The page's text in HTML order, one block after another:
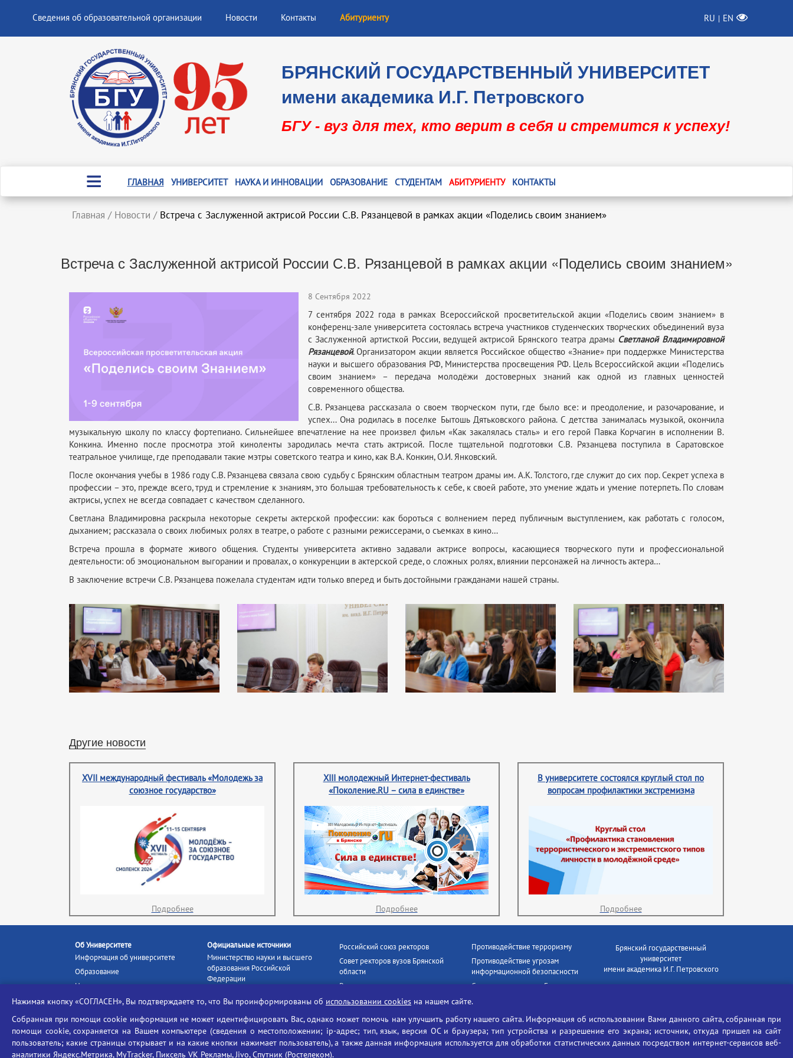
Сведения об образовательной организации Новости Контакты Абитуриенту RU | EN
БРЯНСКИЙ ГОСУДАРСТВЕННЫЙ УНИВЕРСИТЕТ
имени академика И.Г. Петровского
БГУ - вуз для тех, кто верит в себя и стремится к успеху!
ГЛАВНАЯ УНИВЕРСИТЕТ НАУКА И ИННОВАЦИИ ОБРАЗОВАНИЕ СТУДЕНТАМ АБИТУРИЕНТУ КОНТАКТЫ
Главная / Новости / Встреча с Заслуженной актрисой России С.В. Рязанцевой в рамках акции «Поделись своим знанием»
Встреча с Заслуженной актрисой России С.В. Рязанцевой в рамках акции «Поделись своим знанием»
8 Сентября 2022
7 сентября 2022 года в рамках Всероссийской просветительской акции «Поделись своим знанием» в
конференц-зале университета состоялась встреча участников студенческих творческих объединений вуза
с Заслуженной артисткой России, ведущей актрисой Брянского театра драмы Светланой Владимировной
Рязанцевой. Организатором акции является Российское общество «Знание» при поддержке Министерства
науки и высшего образования РФ, Министерства просвещения РФ. Цель Всероссийской акции «Поделись
своим знанием» – передача молодёжи достоверных знаний как одной из главных ценностей
современного общества.
С.В. Рязанцева рассказала о своем творческом пути, где было все: и преодоление, и разочарование, и
успех... Она родилась в поселке Бытошь Дятьковского района. С детства занималась музыкой, окончила
музыкальную школу по классу фортепиано. Сильнейшее впечатление на нее произвел фильм «Как закалялась сталь» и его герой Павка Корчагин в исполнении В.
Конкина. Именно после просмотра этой киноленты зародилась мечта стать актрисой. После тщательной подготовки С.В. Рязанцева поступила в Саратовское
театральное училище, где преподавали такие мэтры советского театра и кино, как В.А. Конкин, О.И. Янковский.
После окончания учебы в 1986 году С.В. Рязанцева связала свою судьбу с Брянским областным театром драмы им. А.К. Толстого, где служит до сих пор. Секрет успеха в
профессии – это, прежде всего, труд и стремление к знаниям, это большая требовательность к себе, к своей работе, это умение ждать и умение потерпеть. По словам
актрисы, успех не всегда совпадает с качеством сделанного.
Светлана Владимировна раскрыла некоторые секреты актерской профессии: как бороться с волнением перед публичным выступлением, как работать с голосом,
дыханием; рассказала о своих любимых ролях в театре, о работе с разными режиссерами, о съемках в кино…
Встреча прошла в формате живого общения. Студенты университета активно задавали актрисе вопросы, касающиеся творческого пути и профессиональной
деятельности: об эмоциональном выгорании и провалах, о конкуренции в актерской среде, о сложных ролях, влиянии персонажей на личность актера…
В заключение встречи С.В. Рязанцева пожелала студентам идти только вперед и быть достойными гражданами нашей страны.
Другие новости
XVII международный фестиваль «Молодежь за
союзное государство»
Подробнее
XIII молодежный Интернет-фестиваль
«Поколение.RU – сила в единстве»
Подробнее
В университете состоялся круглый стол по
вопросам профилактики экстремизма
Подробнее
Об Университете
Информация об университете
Образование
Наука и инновации
Абитуриенту
Ассоциация выпускников
Центр тестирования
иностранных граждан
Официальные источники
Министерство науки и высшего
образования Российской
Федерации
Портал «Российское
образование»
Единое окно информационных
ресурсов
Российский союз ректоров
Совет ректоров вузов Брянской
области
Росстудцентр
Наши партнёры
Портал «Русский язык»
Учительская газета
Противодействие терроризму
Противодействие угрозам
информационной безопасности
Социальные ролики - Генеральная
БГУ против наркотиков
Брянский государственный
университет
имени академика И.Г. Петровского
Телефон: +7(4832)58-90-85
Нажимая кнопку «СОГЛАСЕН», Вы подтверждаете то, что Вы проинформированы об использовании cookies на нашем сайте.
Собранная при помощи cookie информация не может идентифицировать Вас, однако может помочь нам улучшить работу нашего сайта. Информация об использовании Вами данного сайта, собранная при
помощи cookie, сохраняется на Вашем компьютере (сведения о местоположении; ip-адрес; тип, язык, версия ОС и браузера; тип устройства и разрешение его экрана; источник, откуда пришел на сайт
пользователь; какие страницы открывает и на какие кнопки нажимает пользователь), а также данная информация используется для обработки статистических данных посредством интернет-сервисов веб-
аналитики Яндекс.Метрика, MyTracker, Пиксель VK Рекламы, Jivo, Спутник (Ростелеком).